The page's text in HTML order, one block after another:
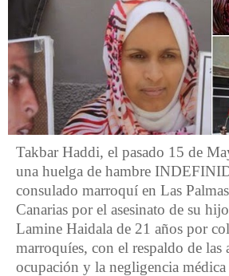
Takbar Haddi, el pasado 15 de
una huelga de hambre
consulado marroquí en Las
Canarias por el asesinato de su
Lamine Haidala de 21 años por
marroquíes, con el respaldo de las
ocupación y la negligencia